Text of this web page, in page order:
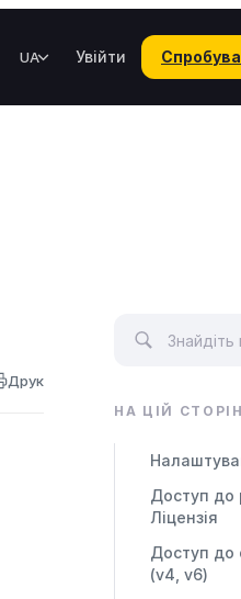
UA Увійти
Друк
НА ЦІЙ
Доступ до
Ліцензія
Доступ до
(v4, v6)